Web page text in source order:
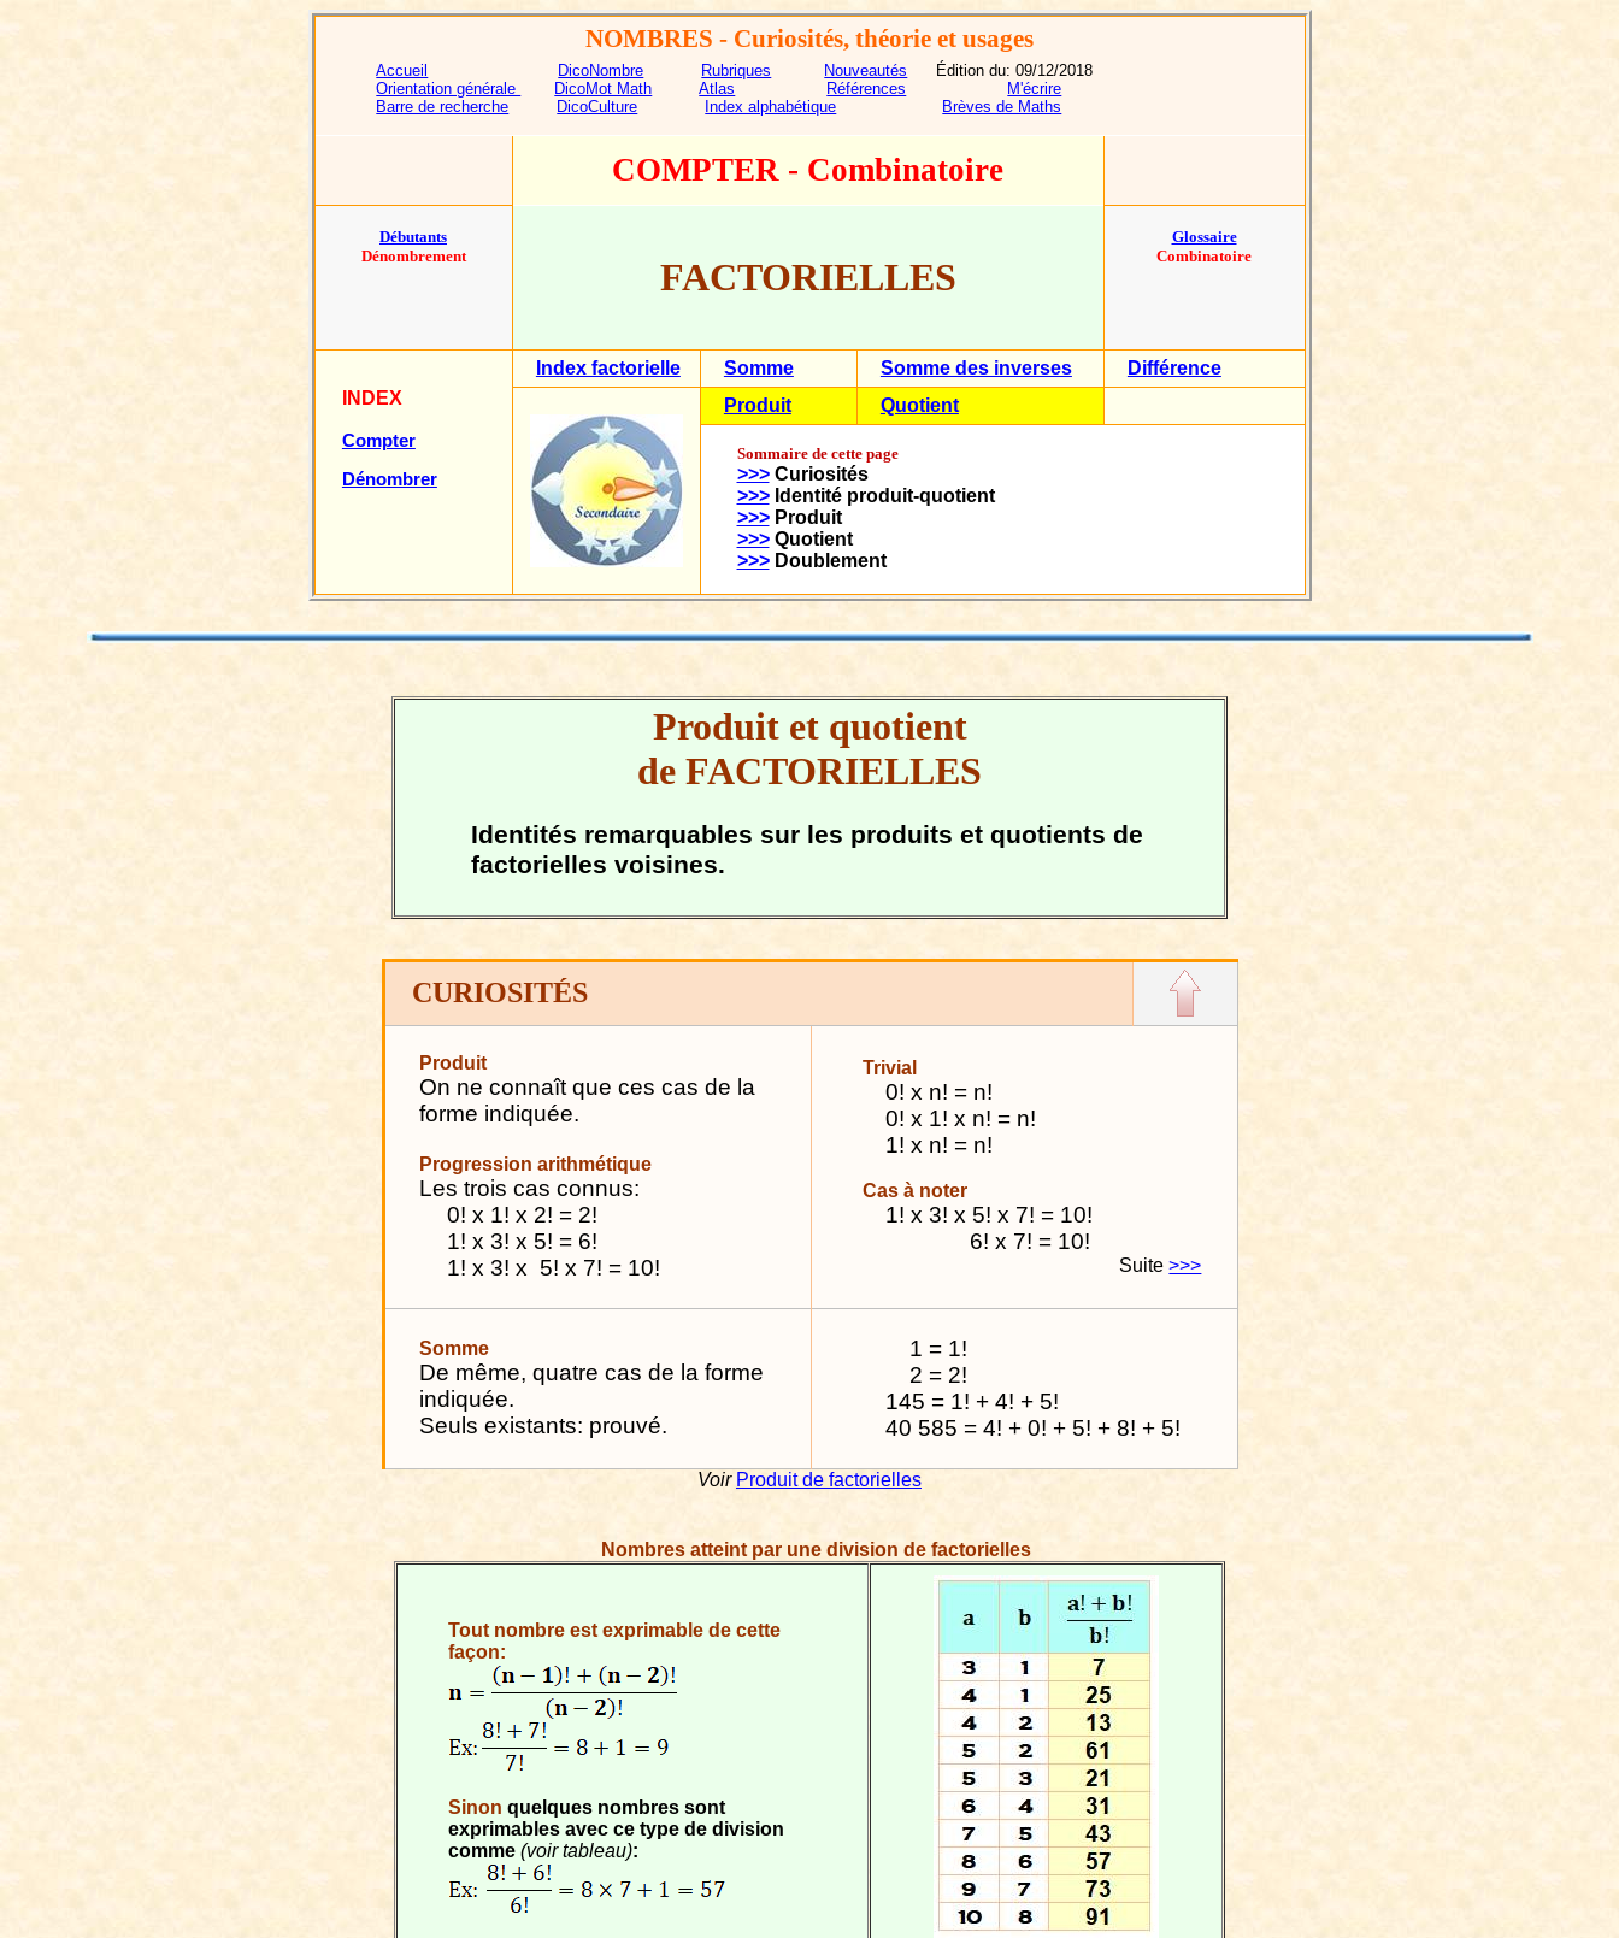
NOMBRES - Curiosités, théorie et usages
Accueil DicoNombre Rubriques Nouveautés Édition du: 09/12/2018
Orientation générale
DicoMot Math Atlas Références
M'écrire
Barre de recherche
DicoCulture Index alphabétique Brèves de Maths
COMPTER - Combinatoire
Débutants
Dénombrement
FACTORIELLES
Glossaire
Combinatoire
INDEX
Compter
Dénombrer
Index factorielle Somme Somme des inverses
Différence
Produit
Quotient
Sommaire de cette page
>>>Curiosités
>>>Identité produit-quotient
>>>Produit
>>>Quotient
>>>Doublement
Produit et quotient
de FACTORIELLES
Identités remarquables sur les produits et quotients de
factorielles voisines.
CURIOSITÉS
Produit
On ne connaît que ces cas de la
forme indiquée.
Progression arithmétique
Les trois cas connus:
0! x 1! x 2! = 2!
1! x 3! x 5! = 6!
1! x 3! x 5! x 7! = 10!
Trivial
0! x n! = n!
0! x 1! x n! = n!
1! x n! = n!
Cas à noter
1! x 3! x 5! x 7! = 10!
6! x 7! = 10!
Suite>>>
Somme
De même, quatre cas de la forme
indiquée.
Seuls existants: prouvé.
1 = 1!
2 = 2!
145 = 1! + 4! + 5!
40 585 = 4! + 0! + 5! + 8! + 5!
Voir Produit de factorielles
Nombres atteint par une division de factorielles
Tout nombre est exprimable de cette
façon:
Sinonquelques nombres sont
exprimables avec ce type de division
comme(voir tableau):